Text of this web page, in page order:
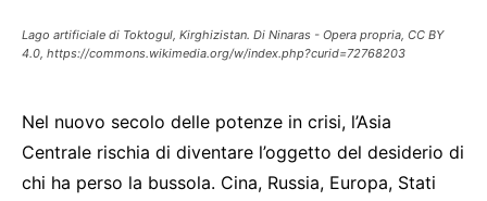
Lago artificiale di Toktogul, Kirghizistan. Di Ninaras - Opera propria, CC BY
4.0, https://commons.wikimedia.org/w/index.php?curid=72768203
Nel nuovo secolo delle potenze in crisi, l’Asia
Centrale rischia di diventare l’oggetto del desiderio di
chi ha perso la bussola. Cina, Russia, Europa, Stati